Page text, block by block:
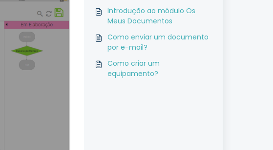
Introdução ao módulo Os
Meus Documentos
Como enviar um documento
por e-mail?
Como criar um
equipamento?